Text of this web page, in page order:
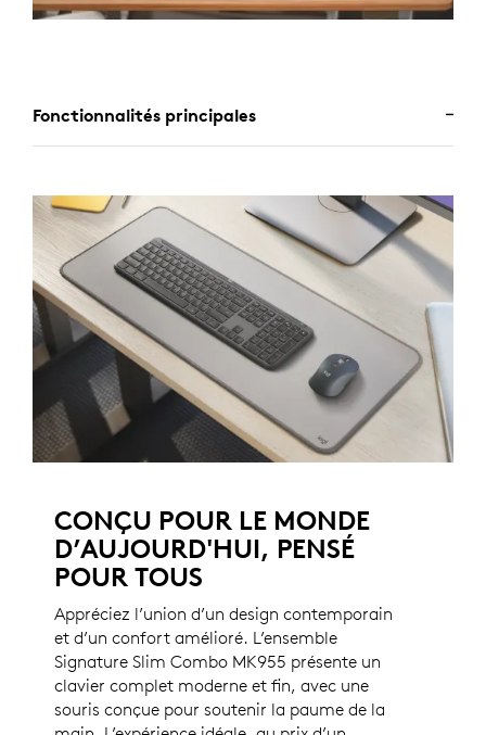
Fonctionnalités principales
CONÇU POUR LE MONDE
D’AUJOURD'HUI, PENSÉ
POUR TOUS
Appréciez l’union d’un design contemporain
et d’un confort amélioré. L’ensemble
Signature Slim Combo MK955 présente un
clavier complet moderne et fin, avec une
souris conçue pour soutenir la paume de la